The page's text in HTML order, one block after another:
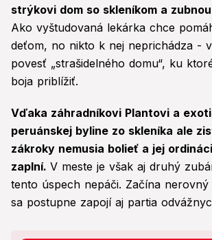
strýkovi dom so skleníkom a
Ako vyštudovaná lekárka chce
deťom, no nikto k nej neprichádza -
povesť „strašidelného domu“, ku
boja priblížiť.
Vďaka záhradníkovi Plantovi a
peruánskej byline zo skleníka ale
zákroky nemusia bolieť a jej
zaplní. V meste je však aj druhý
tento úspech nepáči. Začína
sa postupne zapojí aj partia